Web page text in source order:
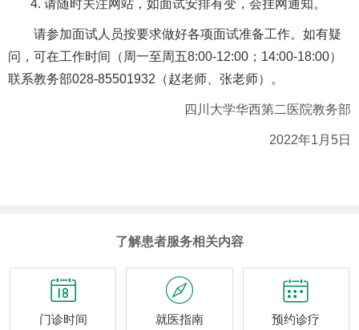
4. 请随时关注网站，如面试安排有变，会挂网通知。
请参加面试人员按要求做好各项面试准备工作。如有疑
问，可在工作时间（周一至周五8:00-12:00 ； 14:00-18:00）
联系教务部028-85501932（赵老师 、张老师）。
四川大学华西第二医院教务部
2022年1月5日
了解患者服务相关内容

门诊时间

就医指南

预约诊疗